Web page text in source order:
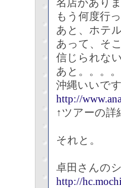
名店があり
もう何度行
あと、ホテ
あって、そ
信じられな
あと。。。。
沖縄いいで
http://
↑ツアーの詳
それと。
卓田さんの
http://